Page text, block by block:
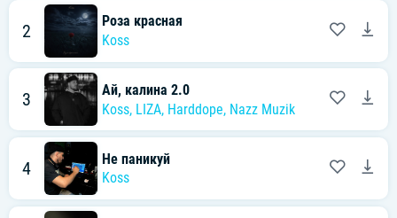
2
Роза красная
Koss
3
Ай, калина 2.0
Koss, LIZA, Harddope, Nazz Muzik
4
Не паникуй
Koss